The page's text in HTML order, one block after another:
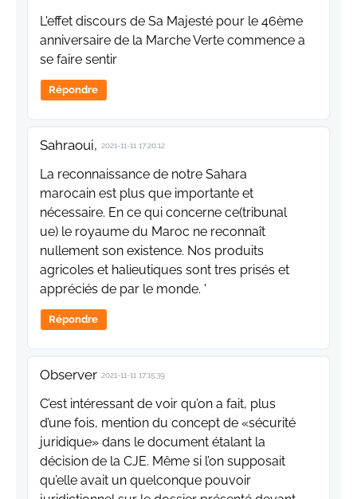
L'effet discours de Sa Majesté pour le 46ème
anniversaire de la Marche Verte commence a
se faire sentir
Répondre
Sahraoui, 2021-11-11 17:20:12
La reconnaissance de notre Sahara
marocain est plus que importante et
nécessaire. En ce qui concerne ce(tribunal
ue) le royaume du Maroc ne reconnaît
nullement son existence. Nos produits
agricoles et halieutiques sont tres prisés et
appréciés de par le monde. '
Répondre
Observer 2021-11-11 17:15:39
C’est intéressant de voir qu’on a fait, plus
d’une fois, mention du concept de «sécurité
juridique» dans le document étalant la
décision de la CJE. Même si l’on supposait
qu’elle avait un quelconque pouvoir